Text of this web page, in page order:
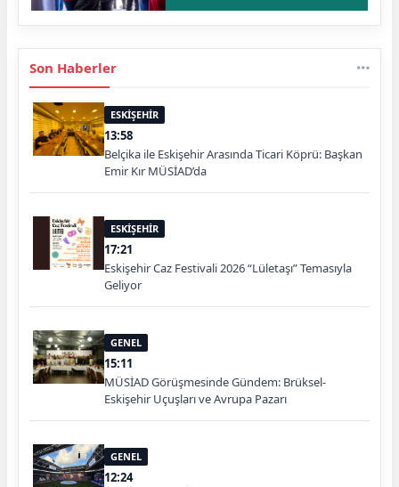
Son Haberler
ESKİŞEHİR
13:58
Belçika ile Eskişehir Arasında Ticari Köprü: Başkan
Emir Kır MÜSİAD’da
ESKİŞEHİR
17:21
Eskişehir Caz Festivali 2026 “Lületaşı” Temasıyla
Geliyor
GENEL
15:11
MÜSİAD Görüşmesinde Gündem: Brüksel-
Eskişehir Uçuşları ve Avrupa Pazarı
GENEL
12:24